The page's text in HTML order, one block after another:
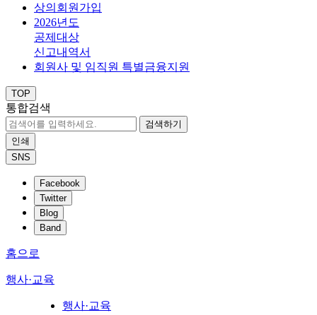
상의회원가입
2026년도
공제대상
신고내역서
회원사 및 임직원 특별금융지원
TOP
통합검색
검색하기
인쇄
SNS
Facebook
Twitter
Blog
Band
홈으로
행사·교육
행사·교육